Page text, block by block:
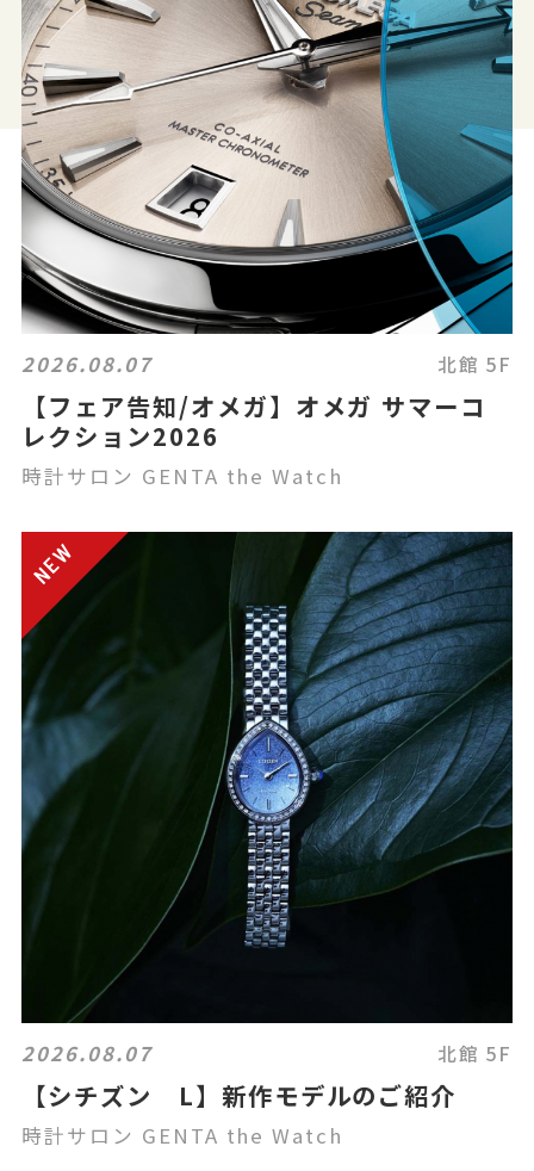
2026.08.07 北館 5F
【フェア告知/オメガ】オメガ サマーコ
レクション2026
時計サロン GENTA the Watch
2026.08.07 北館 5F
【シチズン L】新作モデルのご紹介
時計サロン GENTA the Watch